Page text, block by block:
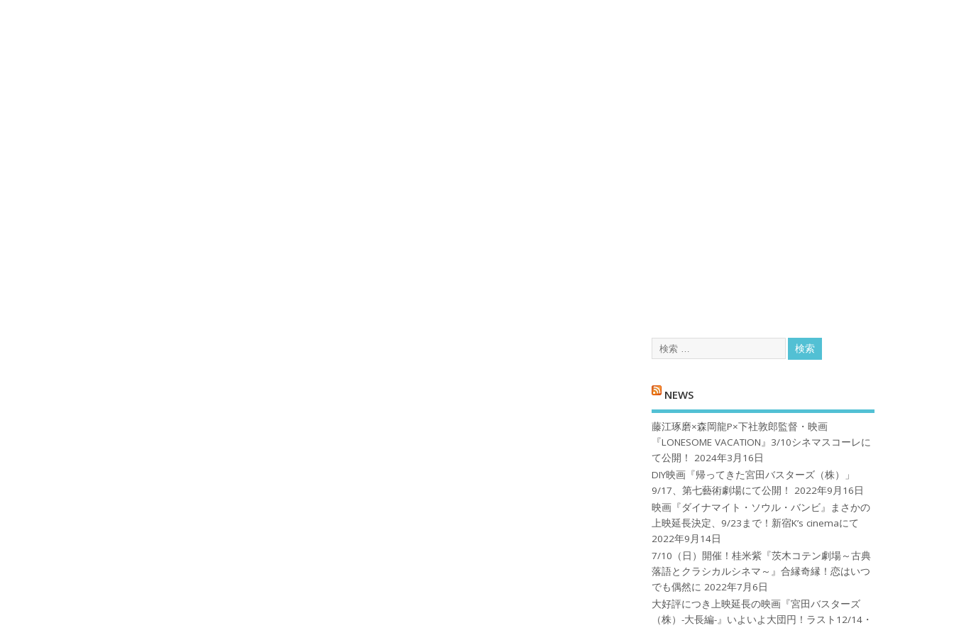
NEWS
藤江琢磨×森岡龍P×下社敦郎監督・映画
『LONESOME VACATION』3/10シネマスコーレに
て公開！
2024年3月16日
DIY映画『帰ってきた宮田バスターズ（株）」
9/17、第七藝術劇場にて公開！
2022年9月16日
映画『ダイナマイト・ソウル・バンビ』まさかの
上映延長決定、9/23まで！新宿K’s cinemaにて
2022年9月14日
7/10（日）開催！桂米紫『茨木コテン劇場～古典
落語とクラシカルシネマ～』合縁奇縁！恋はいつ
でも偶然に 2022年7月6日
大好評につき上映延長の映画『宮田バスターズ
（株）-大長編-』いよいよ大団円！ラスト12/14・